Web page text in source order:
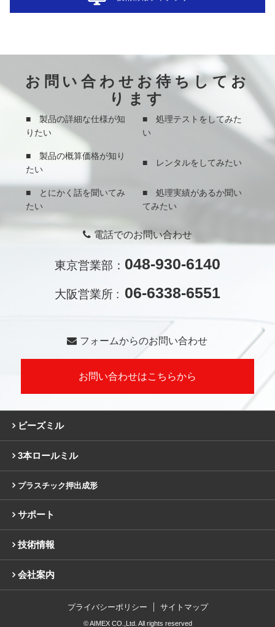
お問い合わせお待ちしてお
ります
■ 製品の詳細な仕様が知
りたい
■ 処理テストをしてみた
い
■ 製品の概算価格が知り
たい
■ レンタルをしてみたい
■ とにかく話を聞いてみ
たい
■ 処理実績があるか聞い
てみたい
電話でのお問い合わせ
東京営業部： 048-930-6140
大阪営業所 : 06-6338-6551
フォームからのお問い合わせ
お問い合わせはこちらから
ビーズミル
3本ロールミル
プラスチック押出成形
サポート
技術情報
会社案内
プライバシーポリシー サイトマップ
© AIMEX CO.,Ltd. All rights reserved